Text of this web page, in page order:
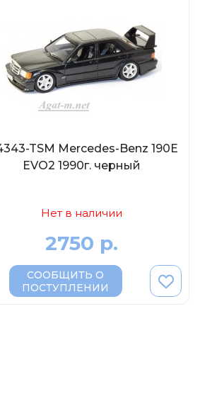
TSM Mercedes-Benz 190E
EVO2 1990г. черный
Нет в наличии
2750 р.
СООБЩИТЬ О
ПОСТУПЛЕНИИ